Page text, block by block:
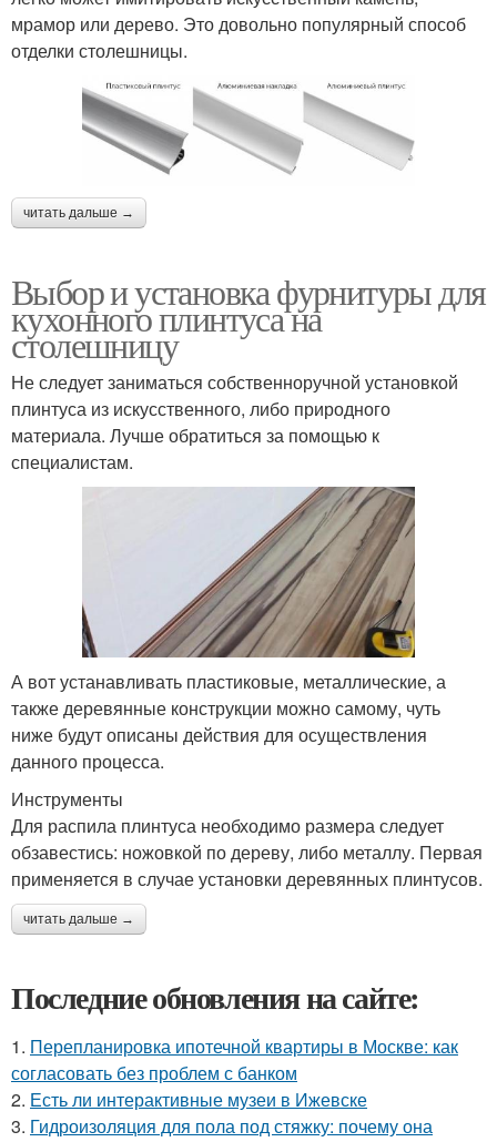
мрамор или дерево. Это довольно популярный способ
отделки столешницы.
читать дальше →
Выбор и установка фурнитуры для
кухонного плинтуса на
столешницу
Не следует заниматься собственноручной установкой
плинтуса из искусственного, либо природного
материала. Лучше обратиться за помощью к
специалистам.
А вот устанавливать пластиковые, металлические, а
также деревянные конструкции можно самому, чуть
ниже будут описаны действия для осуществления
данного процесса.
Инструменты
Для распила плинтуса необходимо размера следует
обзавестись: ножовкой по дереву, либо металлу. Первая
применяется в случае установки деревянных плинтусов.
читать дальше →
Последние обновления на сайте:
1. Перепланировка ипотечной квартиры в Москве: как
согласовать без проблем с банком
2. Есть ли интерактивные музеи в Ижевске
3. Гидроизоляция для пола под стяжку: почему она